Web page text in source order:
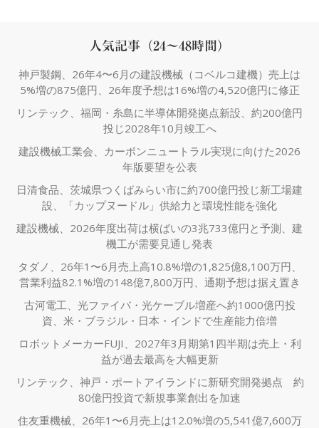
人気記事（24～48時間）
神戸製鋼、26年4〜6月の建設機械（コベルコ建機）売上は
5%増の875億円、26年度予想は16%増の4,520億円に修正
リンテック、福岡・糸島に半導体開発拠点新設、約200億円
投じ2028年10月竣工へ
建設機械工業会、カーボンニュートラル実現に向けた2026
年版要望を公表
日清食品、茨城県つくばみらい市に約700億円投じ新工場建
設、「カップヌードル」供給力と環境性能を強化
建設機械、2026年度出荷は横ばいの3兆733億円と予測、建
機工が需要見通し発表
タダノ、26年1〜6月売上高10.8%増の1,825億8,100万円、
営業利益82.1%増の148億7,800万円、通期予想は据え置き
古河電工、光ファイバ・光ケーブル増産へ約1000億円投
資、米・ブラジル・日本・インドで生産能力倍増
ロボットメーカーFUJI、2027年3月期第1四半期は売上・利
益が過去最高を大幅更新
リンテック、神戸・ポートアイランドに新研究開発拠点 約
80億円投資で新規事業創出を加速
住友重機械、26年1〜6月売上は12.0%増の5,541億7,600万